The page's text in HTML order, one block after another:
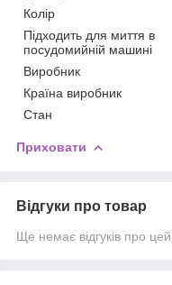
Колір
Підходить для миття в
посудомийній машині
Виробник
Країна виробник
Стан
Приховати
Відгуки про товар
Ще немає відгуків про